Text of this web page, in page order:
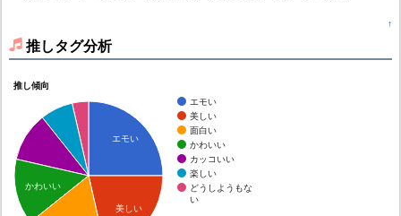
↑
推しタグ分析
推し傾向
エモい
美しい
面白い
かわいい
カッコいい
楽しい
どうしようもな
い
エモい
美しい
かわいい